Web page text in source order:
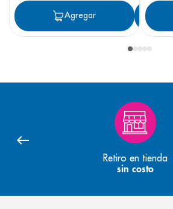
Agregar
Retiro en tienda
sin costo